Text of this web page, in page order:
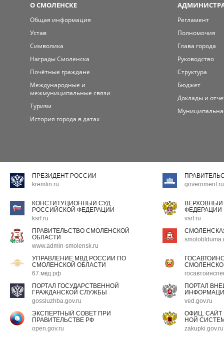
О СМОЛЕНСКЕ
Общая информация
Устав
Символика
Награды Смоленска
Почётные граждане
Международные и
межмуниципальные связи
Туризм
История города в датах
Регламент
Полномочия
Глава города
Руководство
Структура
Бюджет
Доклады и
ПРЕЗИДЕНТ РОССИИ
kremlin.ru
government.ru
КОНСТИТУЦИОННЫЙ СУД
РОССИЙСКОЙ ФЕДЕРАЦИИ
ksrf.ru
ФЕДЕРАЦИИ
vsrf.ru
ПРАВИТЕЛЬСТВО СМОЛЕНСКОЙ
ОБЛАСТИ
www.admin-smolensk.ru
УПРАВЛЕНИЕ МВД РОССИИ ПО
СМОЛЕНСКОЙ ОБЛАСТИ
67.мвд.рф
ПОРТАЛ ГОСУДАРСТВЕННОЙ
ГРАЖДАНСКОЙ СЛУЖБЫ
gossluzhba.gov.ru
ПОРТАЛ
ved.gov.ru
ЭКСПЕРТНЫЙ СОВЕТ ПРИ
ПРАВИТЕЛЬСТВЕ РФ
open.gov.ru
ОФИЦ.
НОЙ
zakupki.gov.ru